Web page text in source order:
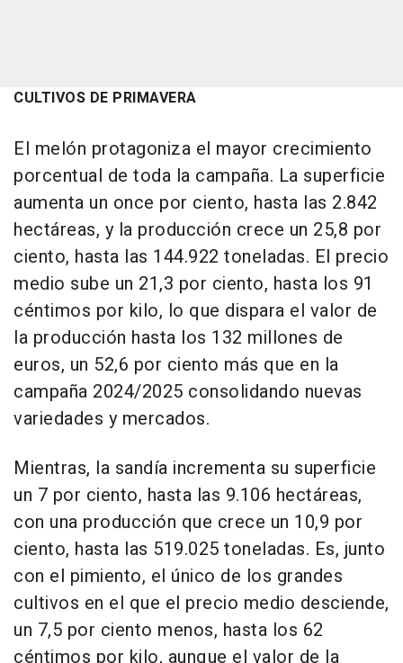
CULTIVOS DE PRIMAVERA
El melón protagoniza el mayor crecimiento
porcentual de toda la campaña. La superficie
aumenta un once por ciento, hasta las 2.842
hectáreas, y la producción crece un 25,8 por
ciento, hasta las 144.922 toneladas. El precio
medio sube un 21,3 por ciento, hasta los 91
céntimos por kilo, lo que dispara el valor de
la producción hasta los 132 millones de
euros, un 52,6 por ciento más que en la
campaña 2024/2025 consolidando nuevas
variedades y mercados.
Mientras, la sandía incrementa su superficie
un 7 por ciento, hasta las 9.106 hectáreas,
con una producción que crece un 10,9 por
ciento, hasta las 519.025 toneladas. Es, junto
con el pimiento, el único de los grandes
cultivos en el que el precio medio desciende,
un 7,5 por ciento menos, hasta los 62
céntimos por kilo, aunque el valor de la